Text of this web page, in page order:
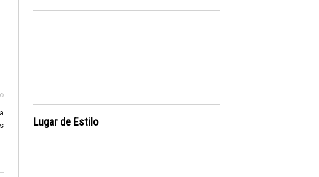
Lugar de Estilo